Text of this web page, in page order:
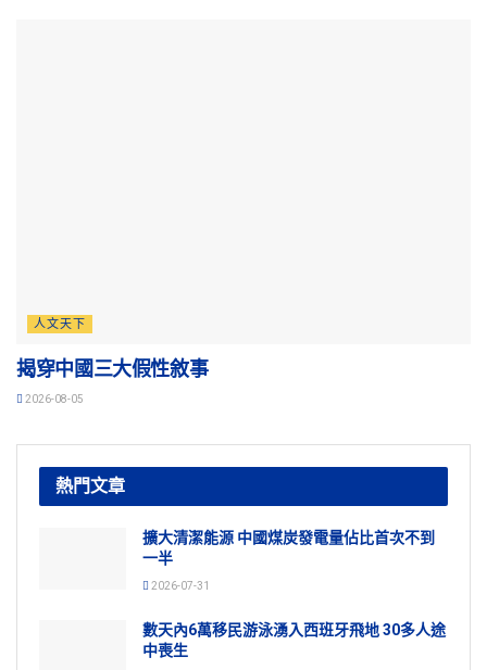
人文天下
揭穿中國三大假性敘事
2026-08-05
熱門文章
擴大清潔能源 中國煤炭發電量佔比首次不到
一半
2026-07-31
數天內6萬移民游泳湧入西班牙飛地 30多人途
中喪生